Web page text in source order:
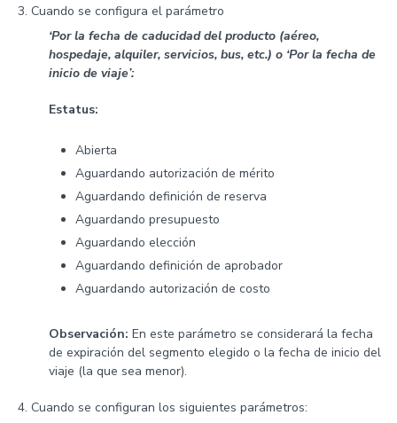
Cuando se configura el parámetro
‘Por la fecha de caducidad del producto (aéreo,
hospedaje, alquiler, servicios, bus, etc.) o ‘Por la fecha de
inicio de viaje’:
Estatus:
Abierta
Aguardando autorización de mérito
Aguardando definición de reserva
Aguardando presupuesto
Aguardando elección
Aguardando definición de aprobador
Aguardando autorización de costo
Observación: En este parámetro se considerará la fecha
de expiración del segmento elegido o la fecha de inicio del
viaje (la que sea menor).
Cuando se configuran los siguientes parámetros: